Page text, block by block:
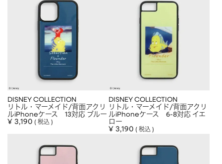
DISNEY COLLECTION
リトル・マーメイド/背面アクリ
ルiPhoneケース 13対応 ブルー
¥ 3,190 税込
DISNEY COLLECTION
リトル・マーメイド/背面アクリ
ルiPhoneケース 6-8対応 イエ
ロー
¥ 3,190 税込